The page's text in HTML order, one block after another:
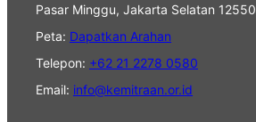
Pasar Minggu, Jakarta Selatan 12550
Peta: Dapatkan Arahan
Telepon: +62 21 2278 0580
Email: info@kemitraan.or.id